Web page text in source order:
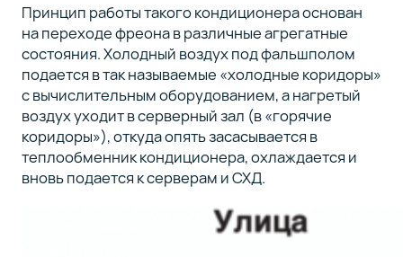
Принцип работы такого кондиционера основан
на переходе фреона в различные агрегатные
состояния. Холодный воздух под фальшполом
подается в так называемые «холодные коридоры»
с вычислительным оборудованием, а нагретый
воздух уходит в серверный зал (в «горячие
коридоры»), откуда опять засасывается в
теплообменник кондиционера, охлаждается и
вновь подается к серверам и СХД.